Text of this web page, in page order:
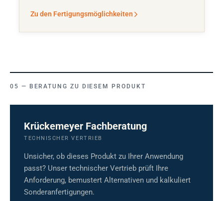
Zu den Fertigungsmöglichkeiten
BERATUNG ZU DIESEM PRODUKT
Krückemeyer Fachberatung
TECHNISCHER VERTRIEB
Unsicher, ob dieses Produkt zu Ihrer Anwendung
passt? Unser technischer Vertrieb prüft Ihre
Anforderung, bemustert Alternativen und kalkuliert
Sonderanfertigungen.